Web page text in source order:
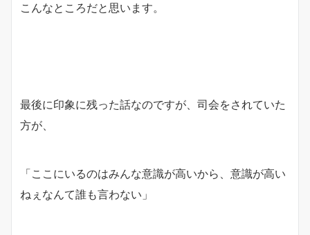
こんなところだと思います。
最後に印象に残った話なのですが、司会をされていた
方が、
「ここにいるのはみんな意識が高いから、意識が高い
ねぇなんて誰も言わない」